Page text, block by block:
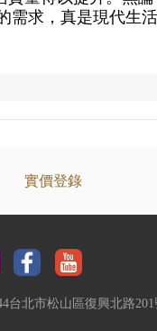
需求，真是現代生活
實價登錄
台北市松山區復興北路